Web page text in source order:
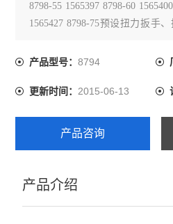
8798-55 1565397 8798-60
1565427 8798-75预设扭力扳手
产品型号：8794
更新时间：2015-06-13
产品咨询
产品介绍